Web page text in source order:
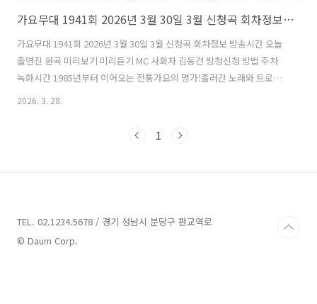
가요무대 1941회 2026년 3월 30일 3월 신청곡 회차정보 방송시간 오늘 출연진 원곡 미리보기 미리듣기 MC 사회자 김동건 방청신청 방법 주차 녹화시간
가요무대 1941회 2026년 3월 30일 3월 신청곡 회차정보 방송시간 오늘
출연진 원곡 미리보기 미리듣기 MC 사회자 김동건 방청신청 방법 주차
녹화시간 1985년부터 이어오는 전통가요의 명가!흘러간 노래와 트로트
를 부르며, 향수와 추억을 되새기는 중장년층 대상 음악 프로그램 KBS
요무대 1941회일시 : 2026년 3월 30일시간 : 22:00 (밤 10시)주제 : 3월
2026. 3. 28.
1
TEL. 02.1234.5678 / 경기 성남시 분당구 판교역로
© Daum Corp.